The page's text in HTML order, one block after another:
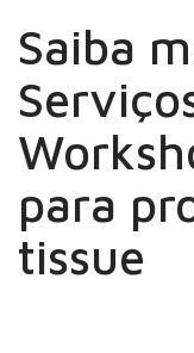
Saiba
para
tissue